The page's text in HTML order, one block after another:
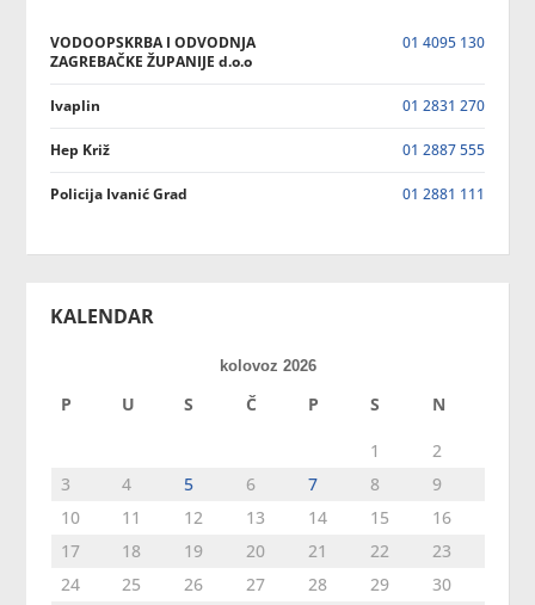
VODOOPSKRBA I ODVODNJA
ZAGREBAČKE ŽUPANIJE d.o.o
01 4095 130
Ivaplin 01 2831 270
Hep Križ 01 2887 555
Policija Ivanić Grad 01 2881 111
KALENDAR
kolovoz 2026
P U S Č P S N
1
2
3
4 5 6 7 8
9
10
11 12 13 14 15
16
17
18 19 20 21 22
23
24
25 26 27 28 29
30